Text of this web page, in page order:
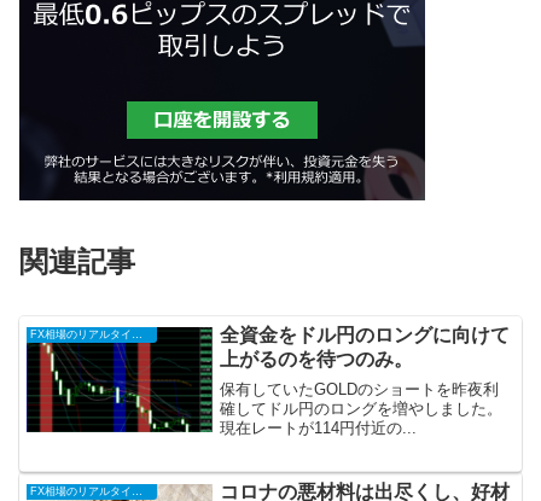
関連記事
FX相場のリアルタイム情報
全資金をドル円のロングに向けて
上がるのを待つのみ。
保有していたGOLDのショートを昨夜利
確してドル円のロングを増やしました。
現在レートが114円付近の...
コロナの悪材料は出尽くし、好材